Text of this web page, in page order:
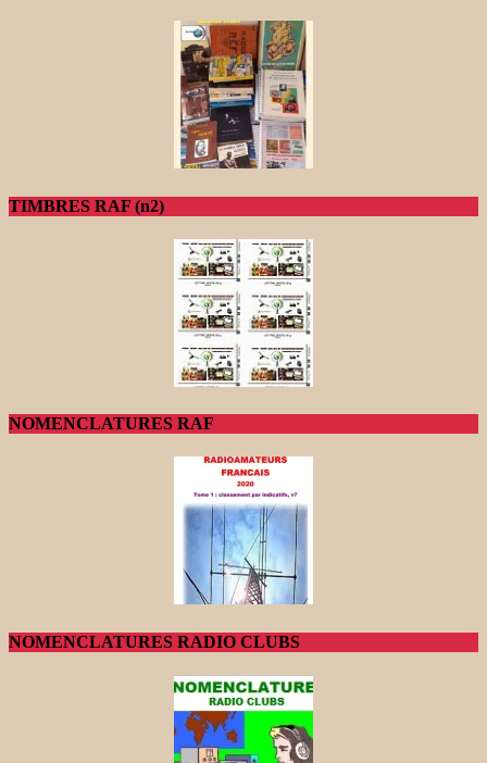
TIMBRES RAF (n2)
NOMENCLATURES RAF
NOMENCLATURES RADIO CLUBS